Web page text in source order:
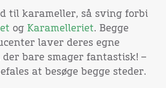
til karameller, så sving forbi
og Karamelleriet. Begge
laver deres egne
bare smager fantastisk! –
at besøge begge steder.